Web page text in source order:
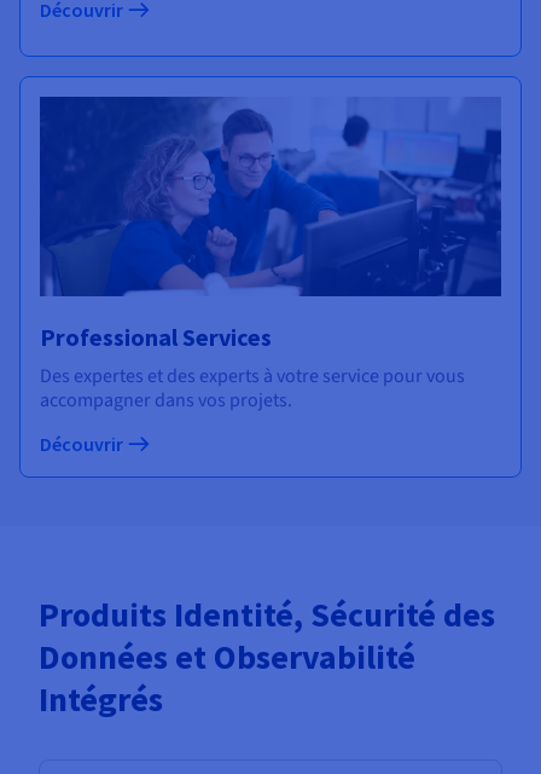
Découvrir
Professional Services
Des expertes et des experts à votre service pour vous
accompagner dans vos projets.
Découvrir
Produits Identité, Sécurité des
Données et Observabilité
Intégrés